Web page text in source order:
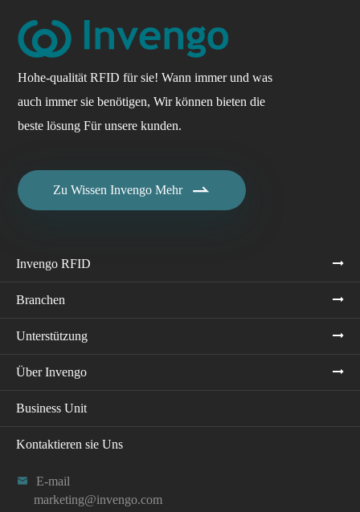
Hohe-qualität RFID für sie! Wann immer und was
auch immer sie benötigen, Wir können bieten die
beste lösung Für unsere kunden.
Zu Wissen Invengo Mehr 
Invengo RFID
Branchen
Unterstützung
Über Invengo
Business Unit
Kontaktieren sie Uns

E-mail
marketing@invengo.com